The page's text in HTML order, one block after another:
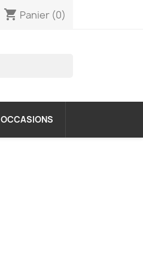
shopping_cart Panier (0)
OCCASIONS